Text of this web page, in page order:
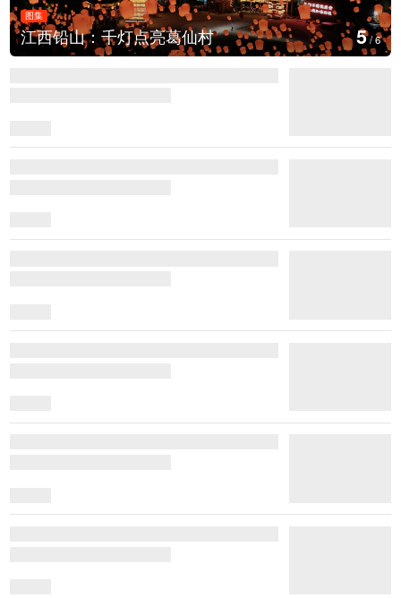
图集
江西铅山：千灯点亮葛仙村 5/6